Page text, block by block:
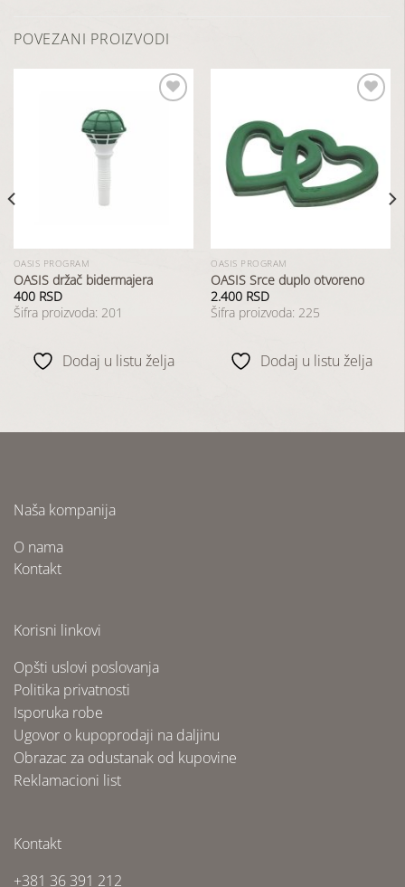
POVEZANI PROIZVODI
OASIS PROGRAM
OASIS držač bidermajera
400 RSD
Šifra proizvoda: 201
Dodaj u listu želja
Dodaj
u
listu
želja
OASIS PROGRAM
OASIS Srce duplo otvoreno
2.400 RSD
Šifra proizvoda: 225
Dodaj u listu želja
Naša kompanija
O nama
Kontakt
Korisni linkovi
Opšti uslovi poslovanja
Politika privatnosti
Isporuka robe
Ugovor o kupoprodaji na daljinu
Obrazac za odustanak od kupovine
Reklamacioni list
Kontakt
+381 36 391 212